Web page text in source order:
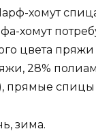
хомут
хомут
цвета пряжи
28%
прямые
зима.